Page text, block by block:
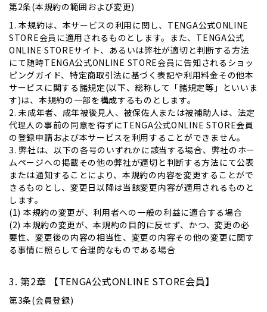
第2条(本規約の範囲および変更)
1. 本規約は、本サービスの利用に関し、TENGA公式ONLINE
STORE会員に適用されるものとします。また、TENGA公式
ONLINE STOREサイト、あるいは弊社が適切と判断する方法
にて随時TENGA公式ONLINE STORE会員に告知されるショッ
ピングガイド、特定商取引法に基づく表記や利用料金その他本
サービスに関する諸規定(以下、総称して「諸規定等」といいま
す)は、本規約の一部を構成するものとします。
2. 未成年者、成年被後見人、被保佐人または被補助人は、法定
代理人の事前の同意を得ずにTENGA公式ONLINE STORE会員
の登録申請および本サービスを利用することができません。
3. 弊社は、以下の各号のいずれかに該当する場合、弊社のホー
ムページへの掲載その他の弊社が適切と判断する方法にて公表
または通知することにより、本規約の内容を変更することがで
きるものとし、変更日以降は当該変更内容が適用されるものと
します。
(1) 本規約の変更が、利用者への一般の利益に適合する場合
(2) 本規約の変更が、本規約の目的に反せず、かつ、変更の必
要性、変更後の内容の相当性、変更の内容その他の変更に関す
る事情に照らして合理的なものである場合
第2章 【TENGA公式ONLINE STORE会員】
第3条(会員登録)